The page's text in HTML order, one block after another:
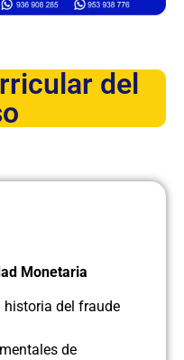
del
Monetaria
historia del fraude
de